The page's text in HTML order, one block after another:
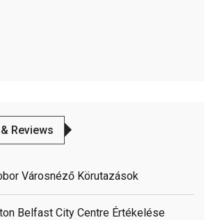
Reviews
Városnéző Körutazások
Belfast City Centre Értékelése